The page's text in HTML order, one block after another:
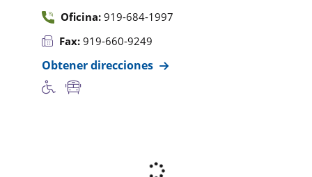
Oficina: 919-684-1997
Fax: 919-660-9249
Obtener direcciones